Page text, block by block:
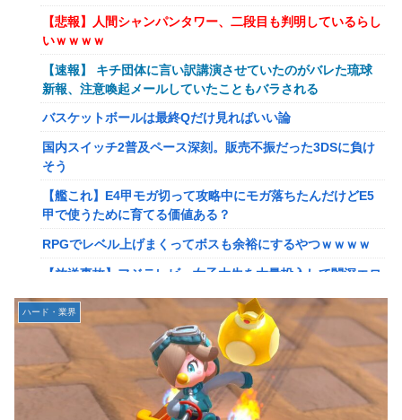
【衝撃】葬儀屋「火葬プランはどうなさいますか？」ワイ喪
主「直葬で(即答)」→結果ァw w w w w w w w w w
イーロン・マスク「中国のロボットはデタラメで遠隔操作し
てるだけ」
【画像】このLINEでなんで女が怒ってるのか分かんない奴
はモテない奴確定らしい←お前らは勿論わかるよ
な？？？？？？？
【動画】高校生さん、文化祭でコーヒーカップを作って大盛
りあがり←なんかどっかで見たことあると話題に
【NGS】LG5「レアレンス」シリーズが強すぎると話題に
【アプグレも約束】
【ｗ】長年育てやっと蕾がつき楽しみにしてたら動物の死肉
『ゼルダの伝説』ゼルダ姫とリンクって毎回結ばれずに別の
相手と子孫を残してるって本当…？
韓国人「英メディアや海外各社も一斉に韓国サッカー協会を
巡る過去の不祥事を報道！」→「国際的な信用失墜の危
【悲報】人間シャンパンタワー、二段目も判明しているらし
いｗｗｗｗ
【速報】 キチ団体に言い訳講演させていたのがバレた琉球
新報、注意喚起メールしていたこともバラされる
バスケットボールは最終Qだけ見ればいい論
国内スイッチ2普及ペース深刻。販売不振だった3DSに負け
そう
【艦これ】E4甲モガ切って攻略中にモガ落ちたんだけどE5
甲で使うために育てる価値ある？
RPGでレベル上げまくってボスも余裕にするやつｗｗｗｗ
【放送事故】フジテレビ、女子大生を大量投入して闇深エロ
【悲報】坂口杏里を家に住ませてあげた結果ｗｗｗｗ
【悲報】女性配信者「アスペの検査してみた…みんなこれわ
かるの？」
【画像】20年前のAV、キチガイすぎるwwwwww
ハード・業界